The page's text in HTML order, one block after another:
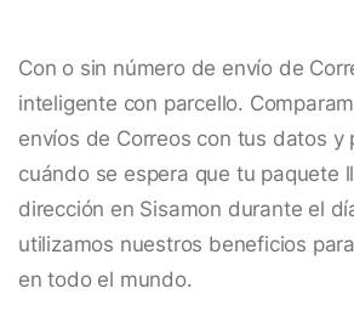
Con o sin número de envío de
inteligente con parcello.
envíos de Correos con tus datos y
cuándo se espera que tu paquete
dirección en Sisamon durante el
utilizamos nuestros beneficios
en todo el mundo.